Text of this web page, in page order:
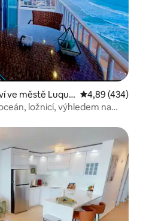
ve městě Luquill Průměrné
4,89 (434)
ložnicí, výhledem na